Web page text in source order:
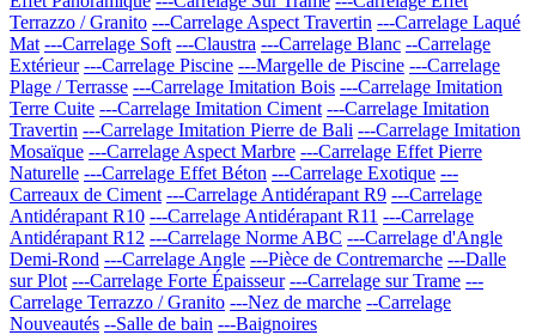
Terrazzo / Granito ---Carrelage Aspect Travertin ---Carrelage Laqué
Mat ---Carrelage Soft ---Claustra ---Carrelage Blanc --Carrelage
Extérieur ---Carrelage Piscine ---Margelle de Piscine ---Carrelage
Plage / Terrasse ---Carrelage Imitation Bois ---Carrelage Imitation
Terre Cuite ---Carrelage Imitation Ciment ---Carrelage Imitation
Travertin ---Carrelage Imitation Pierre de Bali ---Carrelage Imitation
Mosaïque ---Carrelage Aspect Marbre ---Carrelage Effet Pierre
Naturelle ---Carrelage Effet Béton ---Carrelage Exotique ---
Carreaux de Ciment ---Carrelage Antidérapant R9 ---Carrelage
Antidérapant R10 ---Carrelage Antidérapant R11 ---Carrelage
Antidérapant R12 ---Carrelage Norme ABC ---Carrelage d'Angle
Demi-Rond ---Carrelage Angle ---Pièce de Contremarche ---Dalle
sur Plot ---Carrelage Forte Épaisseur ---Carrelage sur Trame ---
Carrelage Terrazzo / Granito ---Nez de marche --Carrelage
Nouveautés --Salle de bain ---Baignoires